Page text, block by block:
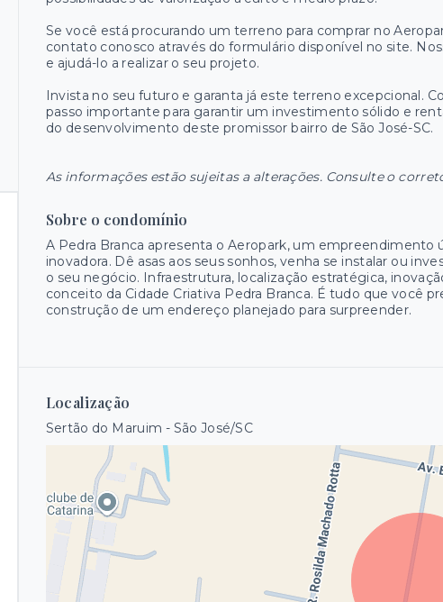
Se você está procurando um terreno para comprar no
contato conosco através do formulário disponível no site.
e ajudá-lo a realizar o seu projeto.
Invista no seu futuro e garanta já este terreno excepcional.
passo importante para garantir um investimento sólido e
do desenvolvimento deste promissor bairro de São José-SC.
As informações estão sujeitas a alterações. Consulte o
Sobre o condomínio
A Pedra Branca apresenta o Aeropark, um empreendimento
inovadora. Dê asas aos seus sonhos, venha se instalar ou
o seu negócio. Infraestrutura, localização estratégica,
conceito da Cidade Criativa Pedra Branca. É tudo que você
construção de um endereço planejado para surpreender.
Localização
Sertão do Maruim - São José/SC